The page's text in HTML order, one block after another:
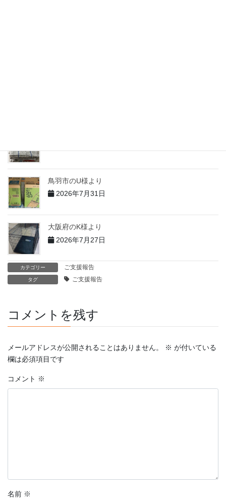
鳥羽市のU様より
2026年7月31日
大阪府のK様より
2026年7月27日
カテゴリー ご支援報告
タグ ご支援報告
コメントを残す
メールアドレスが公開されることはありません。 ※ が付いている
欄は必須項目です
コメント ※
名前 ※